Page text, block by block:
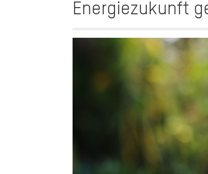
Energiezukunft